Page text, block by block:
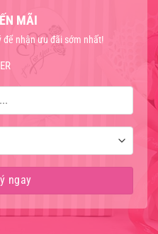
MÃI
để nhận ưu đãi sớm nhất!